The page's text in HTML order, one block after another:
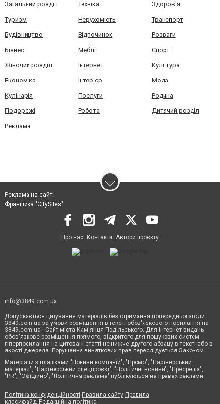
Загальний розділ Техніка Здоров'я
Туризм Нерухомість Транспорт
Будівництво Відпочинок Розваги
Бізнес Меблі Спорт
Жіночий розділ Інтернет Культура
Економіка Інтер'єр Мода
Кулінарія Послуги Родина
Подорожі Робота Дитячий розділ
Реклама
Реклама на сайті
Франшиза "CitySites"
Про нас Контакти Автори проєкту
info@3849.com.ua
Допускається цитування матеріалів без отримання попередньої згоди
3849.com.ua за умови розміщення в тексті обов'язкового посилання на
3849.com.ua - Сайт міста Кам'янця-Подільського. Для інтернет-видань
обов'язкове розміщення прямого, відкритого для пошукових систем
гіперпосилання на цитовані статті не нижче другого абзацу в тексті або в
якості джерела. Порушення виняткових прав переслідується Законом.
Матеріали з плашками "Новини компаній", "Промо", "Партнерський
матеріал", "Партнерський спецпроєкт", "Політичні новини", "Пресреліз",
"PR", "Офіційно", "Політична реклама" публікуються на правах реклами.
Політика конфіденційності Правила сайту Правила
класифайд Редакційна політика